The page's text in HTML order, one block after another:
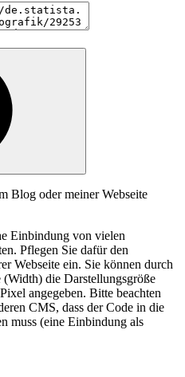
Blog oder meiner Webseite
Einbindung von vielen
Pflegen Sie dafür den
Webseite ein. Sie können durch
die Darstellungsgröße
angegeben. Bitte beachten
CMS, dass der Code in die
muss (eine Einbindung als